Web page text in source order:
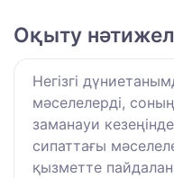
Оқыту
Негізгі
мәселелерді,
заманауи
сипаттағы
қызметте